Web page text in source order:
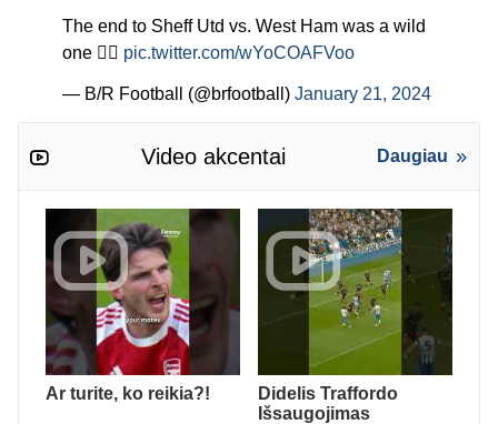
The end to Sheff Utd vs. West Ham was a wild
one 😮‍💨 pic.twitter.com/wYoCOAFVoo
— B/R Football (@brfootball) January 21, 2024
Video akcentai Daugiau
Ar turite, ko reikia?!
Didelis Traffordo
Išsaugojimas